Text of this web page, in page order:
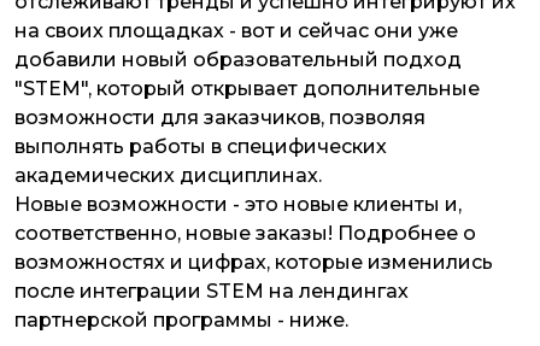
на своих площадках - вот и сейчас они уже
добавили новый образовательный подход
"STEM", который открывает дополнительные
возможности для заказчиков, позволяя
выполнять работы в специфических
академических дисциплинах.
Новые возможности - это новые клиенты и,
соответственно, новые заказы! Подробнее о
возможностях и цифрах, которые изменились
после интеграции STEM на лендингах
партнерской программы - ниже.